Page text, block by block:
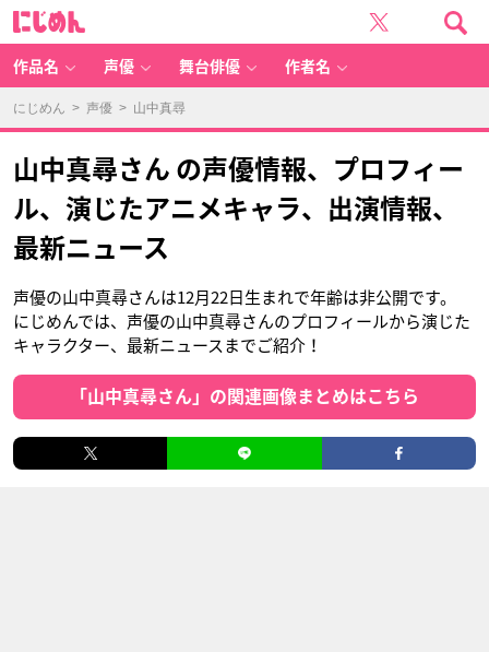
作品名 声優 舞台俳優 作者名
にじめん > 声優 > 山中真尋
山中真尋さん の声優情報、プロフィー
ル、演じたアニメキャラ、出演情報、
最新ニュース
声優の山中真尋さんは12月22日生まれで年齢は非公開です。
にじめんでは、声優の山中真尋さんのプロフィールから演じた
キャラクター、最新ニュースまでご紹介！
「山中真尋さん」の関連画像まとめはこちら